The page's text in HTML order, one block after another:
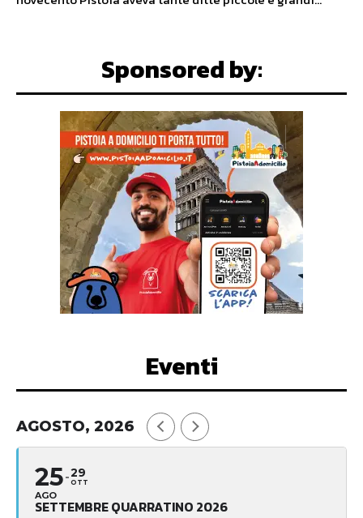
Sponsored by:
Eventi
AGOSTO, 2026
25
AGO
29
OTT
SETTEMBRE QUARRATINO 2026